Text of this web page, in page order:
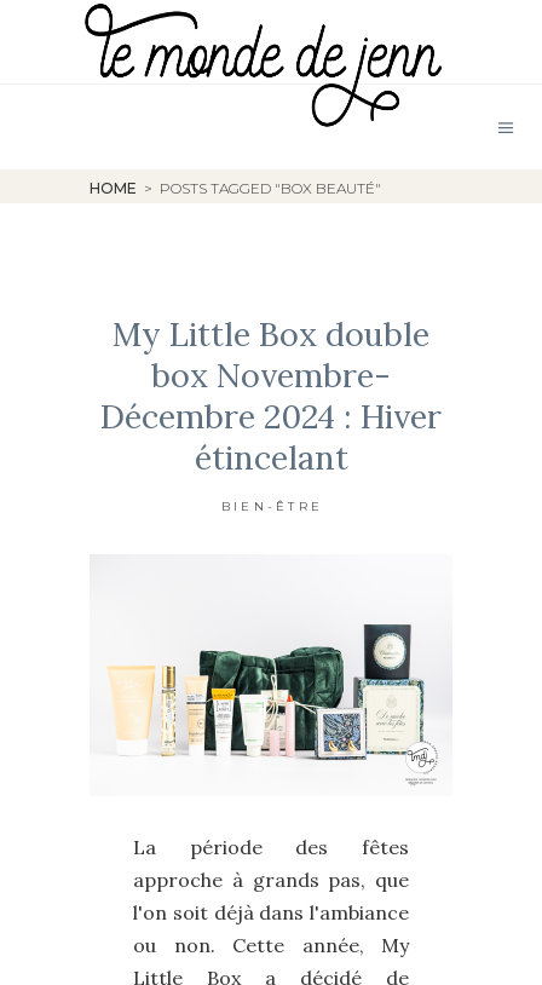
HOME > POSTS TAGGED "BOX BEAUTÉ"
My Little Box double
box Novembre-
Décembre 2024 : Hiver
étincelant
BIEN-ÊTRE
La période des fêtes
approche à grands pas, que
l'on soit déjà dans l'ambiance
ou non. Cette année, My
Little Box a décidé de